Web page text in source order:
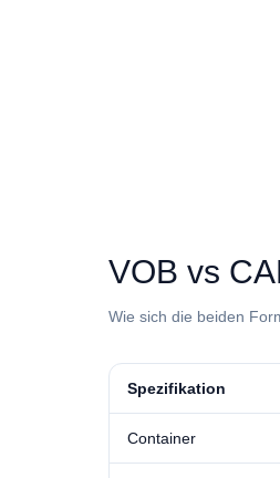
⁦VOB⁩ vs
Wie sich die beiden
Spezifikation
Container